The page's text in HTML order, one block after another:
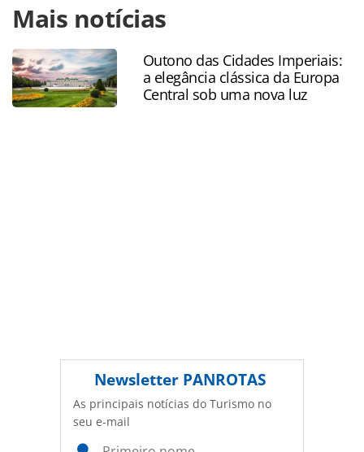
https://www.panrotas.com.br/100xbrasil/politica-
monetaria/2023/08/juros-basicos-da-economia-caem-para-
1325-ao-ano_198613.html ou as ferramentas oferecidas na
página. Todo o conteúdo produzido pela PANROTAS
Editora é protegido pela legislação brasileira sobre direito
autoral. Não reproduza o conteúdo sem autorização da
Mais notícias
Outono das Cidades Imperiais:
a elegância clássica da Europa
Central sob uma nova luz
Newsletter PANROTAS
As principais notícias do Turismo no
seu e-mail